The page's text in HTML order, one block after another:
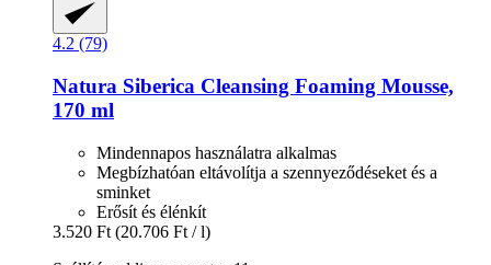
4.2 (79)
Natura Siberica Cleansing Foaming Mousse,
170 ml
Mindennapos használatra alkalmas
Megbízhatóan eltávolítja a szennyeződéseket és a
sminket
Erősít és élénkít
3.520 Ft (20.706 Ft / l)